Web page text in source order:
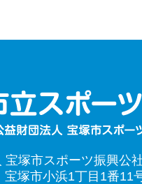
宝塚市スポーツ振興公
塚市小浜1丁目1番11